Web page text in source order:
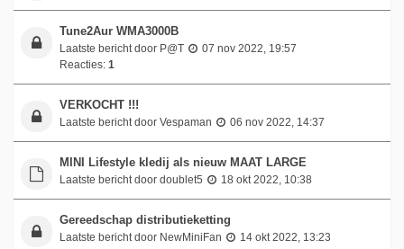
Tune2Aur WMA3000B
Laatste bericht door P@T
07 nov 2022, 19:57
Reacties: 1
VERKOCHT !!!
Laatste bericht door Vespaman 06 nov 2022, 14:37
MINI Lifestyle kledij als nieuw MAAT LARGE
Laatste bericht door doublet5 18 okt 2022, 10:38
Gereedschap distributieketting
Laatste bericht door NewMiniFan
14 okt 2022, 13:23